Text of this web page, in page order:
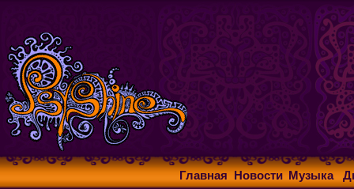
Главная Новости Музыка